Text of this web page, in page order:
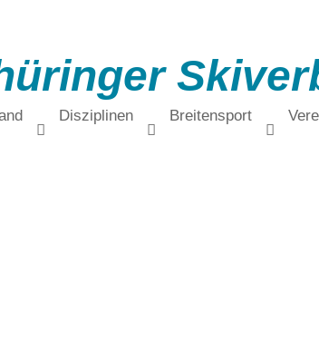
Disziplinen Breitensport